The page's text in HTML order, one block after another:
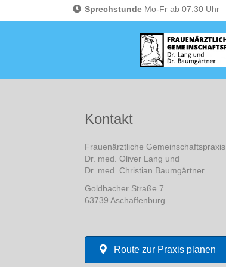
Sprechstunde Mo-Fr ab 07:30 Uhr
Kontakt
Frauenärztliche Gemeinschaftspraxis
Dr. med. Oliver Lang und
Dr. med. Christian Baumgärtner
Goldbacher Straße 7
63739 Aschaffenburg
Route zur Praxis planen